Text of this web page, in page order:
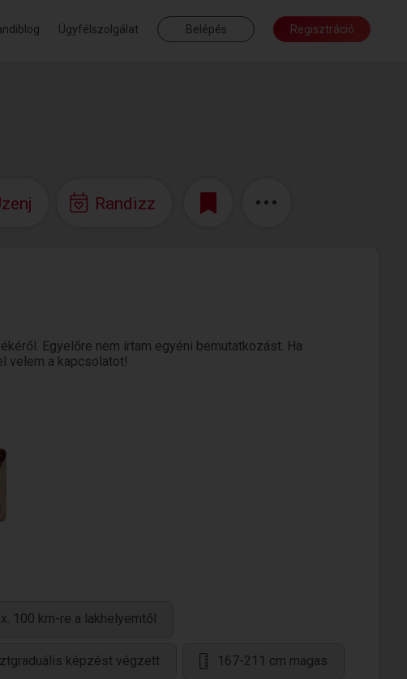
Ügyfélszolgálat Belépés Regisztráció
Randizz
Egyelőre nem írtam egyéni bemutatkozást. Ha
velem a kapcsolatot!
100 km-re a lakhelyemtől
képzést végzett 167-211 cm magas